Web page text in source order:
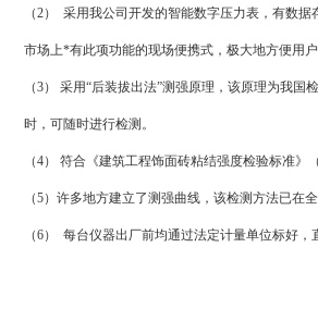
（2） 采用我公司开发的智能数字压力表，有数
市场上*有此项功能的现场便携式，极大地方便用
（3） 采用“后装拔出法”测强原理，该原理为我国
时，可随时进行检测。
（4） 符合《建筑工程饰面砖粘结强度检验标准》（
（5）许多地方建立了测强曲线，该检测方法已在
（6） 每台仪器出厂前均通过法定计量单位标好，